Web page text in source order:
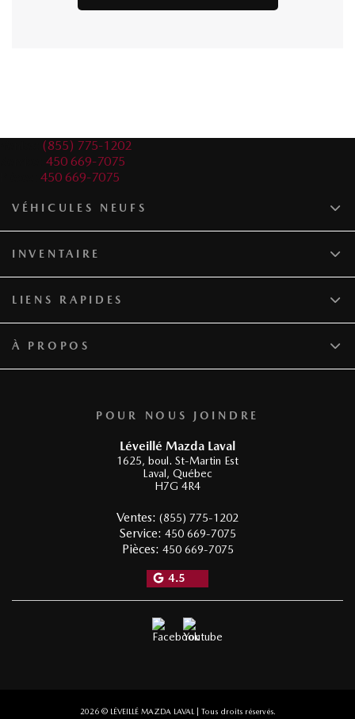
(855) 775-1202
450 669-7075
450 669-7075
POUR NOUS JOINDRE
Léveillé Mazda Laval
1625, boul. St-Martin Est
Laval, Québec
H7G 4R4
Ventes: (855) 775-1202
Service: 450 669-7075
Pièces: 450 669-7075
4.5
VÉHICULES NEUFS
INVENTAIRE
LIENS RAPIDES
À PROPOS
2026 © LÉVEILLÉ MAZDA LAVAL | Tous droits réservés.